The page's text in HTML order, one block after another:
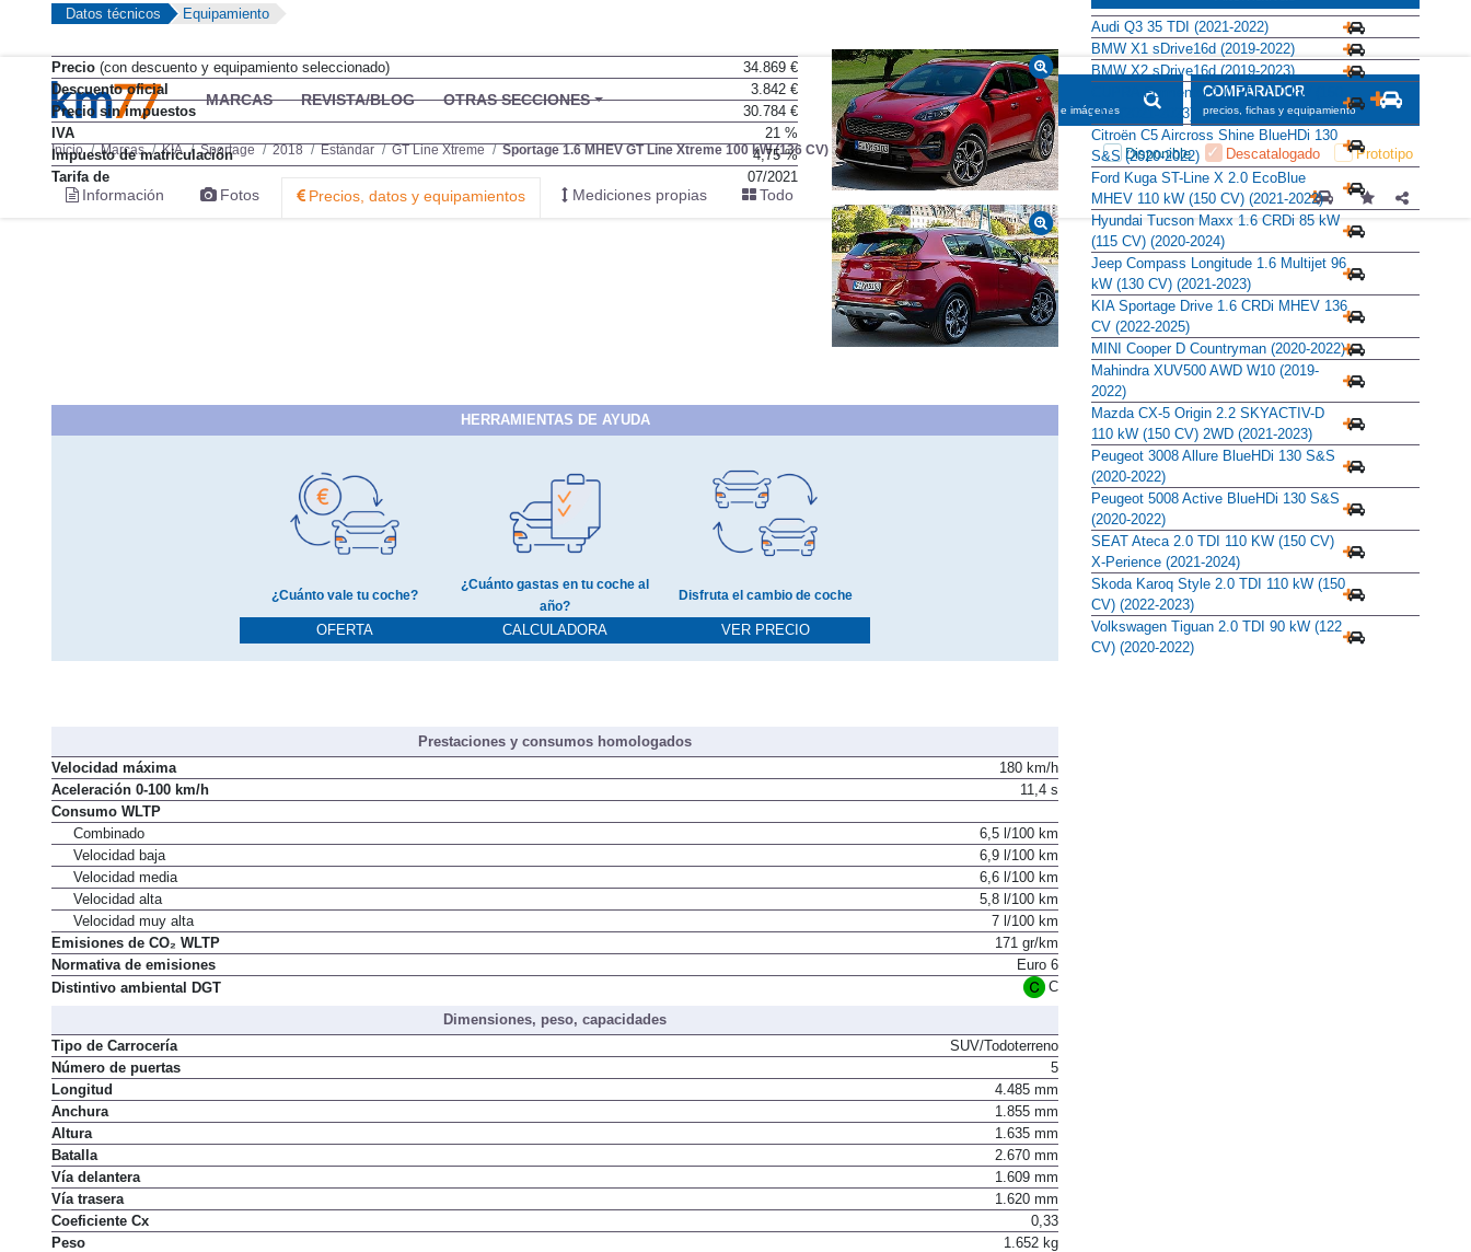
MARCAS REVISTA/BLOG OTRAS SECCIONES BUSCADOR
informaciones, fichas e imágenes
COMPARADOR
precios, fichas y equipamiento
Inicio Marcas KIA Sportage 2018 Estándar GT Line Xtreme Sportage 1.6 MHEV GT Line Xtreme 100 kW (136 CV) 4x4 Disponible Descatalogado Prototipo
Información Fotos Precios, datos y equipamientos Mediciones propias Todo
Datos técnicos Equipamiento
Precio (con descuento y equipamiento seleccionado)
34.869 €
Descuento oficial
3.842 €
Precio sin impuestos
30.784 €
IVA
21 %
Impuesto de matriculación
4,75 %
Tarifa de
07/2021
HERRAMIENTAS DE AYUDA
¿Cuánto vale tu coche?
OFERTA
¿Cuánto gastas en tu coche al
año?
CALCULADORA
Disfruta el cambio de coche
VER PRECIO
Prestaciones y consumos homologados
Velocidad máxima
180 km/h
Aceleración 0-100 km/h
11,4 s
Consumo WLTP
Combinado
6,5 l/100 km
Velocidad baja
6,9 l/100 km
Velocidad media
6,6 l/100 km
Velocidad alta
5,8 l/100 km
Velocidad muy alta
7 l/100 km
Emisiones de CO₂ WLTP
171 gr/km
Normativa de emisiones
Euro 6
Distintivo ambiental DGT
C
Dimensiones, peso, capacidades
Tipo de Carrocería
SUV/Todoterreno
Número de puertas
5
Longitud
4.485 mm
Anchura
1.855 mm
Altura
1.635 mm
Batalla
2.670 mm
Vía delantera
1.609 mm
Vía trasera
1.620 mm
Coeficiente Cx
0,33
Peso
1.652 kg
Audi Q3 35 TDI (2021-2022)
BMW X1 sDrive16d (2019-2022)
BMW X2 sDrive16d (2019-2023)
CUPRA Formentor 2.0 TDI 110 kW (150
CV) (2021-2023)
Citroën C5 Aircross Shine BlueHDi 130
S&S (2020-2022)
Ford Kuga ST-Line X 2.0 EcoBlue
MHEV 110 kW (150 CV) (2021-2022)
Hyundai Tucson Maxx 1.6 CRDi 85 kW
(115 CV) (2020-2024)
Jeep Compass Longitude 1.6 Multijet 96
kW (130 CV) (2021-2023)
KIA Sportage Drive 1.6 CRDi MHEV 136
CV (2022-2025)
MINI Cooper D Countryman (2020-2022)
Mahindra XUV500 AWD W10 (2019-
2022)
Mazda CX-5 Origin 2.2 SKYACTIV-D
110 kW (150 CV) 2WD (2021-2023)
Peugeot 3008 Allure BlueHDi 130 S&S
(2020-2022)
Peugeot 5008 Active BlueHDi 130 S&S
(2020-2022)
SEAT Ateca 2.0 TDI 110 KW (150 CV)
X-Perience (2021-2024)
Skoda Karoq Style 2.0 TDI 110 kW (150
CV) (2022-2023)
Volkswagen Tiguan 2.0 TDI 90 kW (122
CV) (2020-2022)